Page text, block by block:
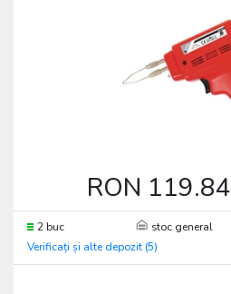
RON 119.84
2 buc stoc general
Verificați și alte depozit (5)